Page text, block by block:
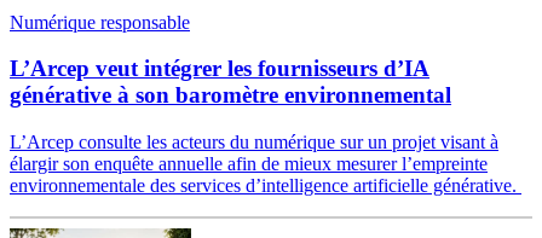
Numérique responsable
L’Arcep veut intégrer les fournisseurs d’IA
générative à son baromètre environnemental
L’Arcep consulte les acteurs du numérique sur un projet visant à
élargir son enquête annuelle afin de mieux mesurer l’empreinte
environnementale des services d’intelligence artificielle générative.